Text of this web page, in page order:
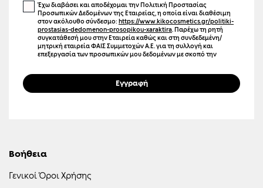
Βοήθεια
Γενικοί Όροι Χρήσης
Έχω διαβάσει και αποδέχομαι την Πολιτική Προστασίας
Προσωπικών Δεδομένων της Εταιρείας, η οποία είναι διαθέσιμη
στον ακόλουθο σύνδεσμο: https://www.kikocosmetics.gr/politiki-
prostasias-dedomenon-prosopikou-xaraktira . Παρέχω τη ρητή
συγκατάθεσή μου στην Εταιρεία καθώς και στη συνδεδεμένη/
μητρική εταιρεία ΦΑΙΣ Συμμετοχών Α.Ε. για τη συλλογή και
επεξεργασία των προσωπικών μου δεδομένων με σκοπό την
μέσων ηλεκτρονικής επικοινωνίας. Η επικοινωνία αυτή μπορεί να
αφορά προϊόντα, υπηρεσίες, εκδηλώσεις, προσφορές,
προωθητικές ενέργειες, καθώς και προσωποποιημένο
Εγγραφή